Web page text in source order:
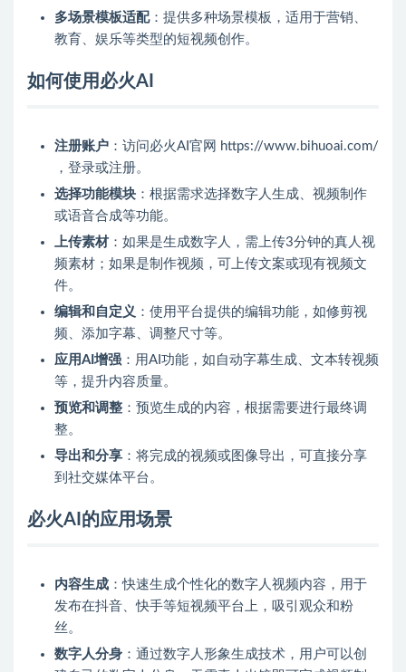
多场景模板适配：提供多种场景模板，适用于营销、
教育、娱乐等类型的短视频创作。
如何使用必火AI
注册账户 ：访问必火AI官网 https://www.bihuoai.com/
，登录或注册。
选择功能模块 ：根据需求选择数字人生成、视频制作
或语音合成等功能。
上传素材：如果是生成数字人，需上传3分钟的真人视
频素材；如果是制作视频，可上传文案或现有视频文
件。
编辑和自定义 ：使用平台提供的编辑功能，如修剪视
频、添加字幕、调整尺寸等。
应用AI增强 ：用AI功能，如自动字幕生成、文本转视频
等，提升内容质量。
预览和调整 ：预览生成的内容，根据需要进行最终调
整。
导出和分享 ：将完成的视频或图像导出，可直接分享
到社交媒体平台。
必火AI的应用场景
内容生成 ：快速生成个性化的数字人视频内容，用于
发布在抖音、快手等短视频平台上，吸引观众和粉
丝。
数字人分身 ：通过数字人形象生成技术，用户可以创